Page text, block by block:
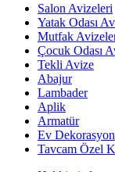
Salon Avizeleri
Yatak Odası
Mutfak
Çocuk Odası
Tekli Avize
Abajur
Lambader
Aplik
Armatür
Ev Dekorasyon
Tavcam Özel